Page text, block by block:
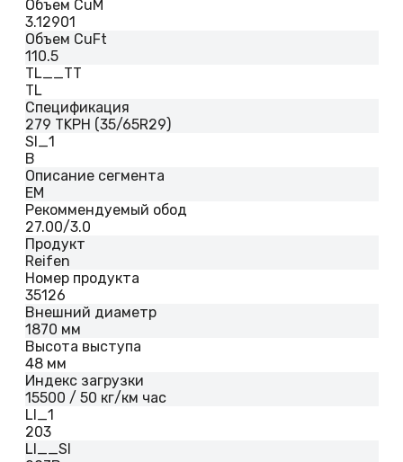
Объем CuM
3.12901
Объем CuFt
110.5
TL__TT
TL
Спецификация
279 TKPH (35/65R29)
SI_1
B
Описание сегмента
EM
Рекоммендуемый обод
27.00/3.0
Продукт
Reifen
Номер продукта
35126
Внешний диаметр
1870 мм
Высота выступа
48 мм
Индекс загрузки
15500 / 50 кг/км час
LI_1
203
LI__SI